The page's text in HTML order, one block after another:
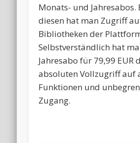
Monats- und Jahresabos.
diesen hat man Zugriff
Bibliotheken der
Selbstverständlich hat
Jahresabo für 79,99 EUR
absoluten Vollzugriff auf
Funktionen und
Zugang.